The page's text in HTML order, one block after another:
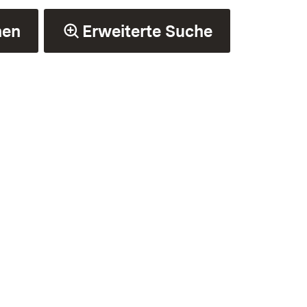
Erweiterte Suche